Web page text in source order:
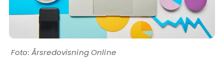
Årsredovisning Online